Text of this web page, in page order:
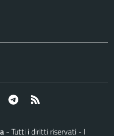
Telegram
- Tutti i diritti riservati - I